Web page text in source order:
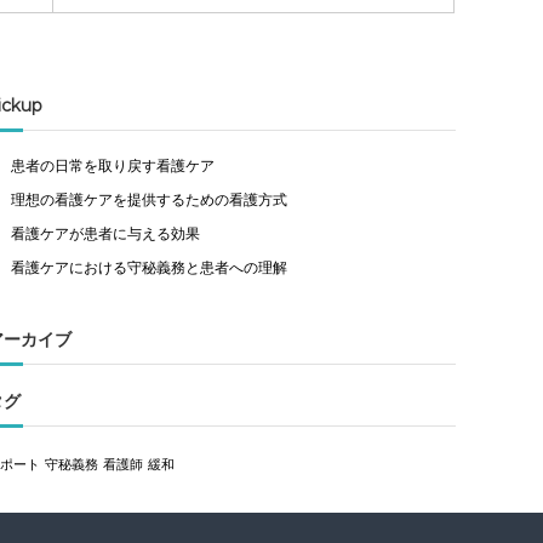
患者の日常を取り戻す看護ケア
理想の看護ケアを提供するための看護方式
看護ケアが患者に与える効果
看護ケアにおける守秘義務と患者への理解
ーカイブ
グ
ート 守秘義務 看護師 緩和